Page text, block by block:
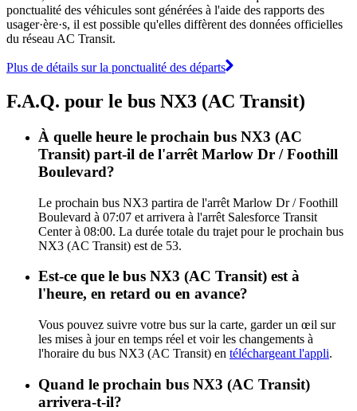
ponctualité des véhicules sont générées à l'aide des rapports des
usager·ère·s, il est possible qu'elles diffèrent des données officielles
du réseau AC Transit.
Plus de détails sur la ponctualité des départs
F.A.Q. pour le bus NX3 (AC Transit)
À quelle heure le prochain bus NX3 (AC
Transit) part-il de l'arrêt Marlow Dr / Foothill
Boulevard?
Le prochain bus NX3 partira de l'arrêt Marlow Dr / Foothill
Boulevard à 07:07 et arrivera à l'arrêt Salesforce Transit
Center à 08:00. La durée totale du trajet pour le prochain bus
NX3 (AC Transit) est de 53.
Est-ce que le bus NX3 (AC Transit) est à
l'heure, en retard ou en avance?
Vous pouvez suivre votre bus sur la carte, garder un œil sur
les mises à jour en temps réel et voir les changements à
l'horaire du bus NX3 (AC Transit) en téléchargeant l'appli.
Quand le prochain bus NX3 (AC Transit)
arrivera-t-il?